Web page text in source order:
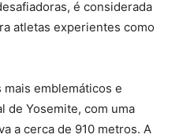
é considerada
atletas experientes como
mais emblemáticos e
de Yosemite, com uma
a cerca de 910 metros. A